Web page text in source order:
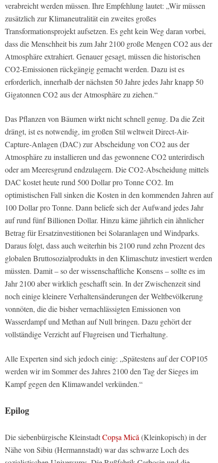
verabreicht werden müssen. Ihre Empfehlung lautet: „Wir müssen
zusätzlich zur Klimaneutralität ein zweites großes
Transformationsprojekt aufsetzen. Es geht kein Weg daran vorbei,
dass die Menschheit bis zum Jahr 2100 große Mengen CO2 aus der
Atmosphäre extrahiert. Genauer gesagt, müssen die historischen
CO2-Emissionen rückgängig gemacht werden. Dazu ist es
erforderlich, innerhalb der nächsten 50 Jahre jedes Jahr knapp 50
Gigatonnen CO2 aus der Atmosphäre zu ziehen.“
Das Pflanzen von Bäumen wirkt nicht schnell genug. Da die Zeit
drängt, ist es notwendig, im großen Stil weltweit Direct-Air-
Capture-Anlagen (DAC) zur Abscheidung von CO2 aus der
Atmosphäre zu installieren und das gewonnene CO2 unterirdisch
oder am Meeresgrund endzulagern. Die CO2-Abscheidung mittels
DAC kostet heute rund 500 Dollar pro Tonne CO2. Im
optimistischen Fall sinken die Kosten in den kommenden Jahren auf
100 Dollar pro Tonne. Dann beliefe sich der Aufwand jedes Jahr
auf rund fünf Billionen Dollar. Hinzu käme jährlich ein ähnlicher
Betrag für Ersatzinvestitionen bei Solaranlagen und Windparks.
Daraus folgt, dass auch weiterhin bis 2100 rund zehn Prozent des
globalen Bruttosozialprodukts in den Klimaschutz investiert werden
müssten. Damit – so der wissenschaftliche Konsens – sollte es im
Jahr 2100 aber wirklich geschafft sein. In der Zwischenzeit sind
noch einige kleinere Verhaltensänderungen der Weltbevölkerung
vonnöten, die die bisher vernachlässigten Emissionen von
Wasserdampf und Methan auf Null bringen. Dazu gehört der
vollständige Verzicht auf Flugreisen und Tierhaltung.
Alle Experten sind sich jedoch einig: „Spätestens auf der COP105
werden wir im Sommer des Jahres 2100 den Tag der Sieges im
Kampf gegen den Klimawandel verkünden.“
Epilog
Die siebenbürgische KleinstadtCopşa Mică(Kleinkopisch) in der
Nähe von Sibiu (Hermannstadt) war das schwarze Loch des